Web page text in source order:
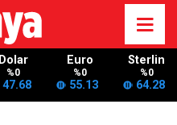
Dolar
%0
47.68
Euro
%0
55.13
Sterlin
%0
64.28